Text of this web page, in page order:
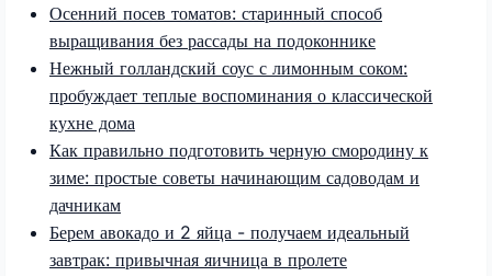
Осенний посев томатов: старинный способ
выращивания без рассады на подоконнике
Нежный голландский соус с лимонным соком:
пробуждает теплые воспоминания о классической
кухне дома
Как правильно подготовить черную смородину к
зиме: простые советы начинающим садоводам и
дачникам
Берем авокадо и 2 яйца - получаем идеальный
завтрак: привычная яичница в пролете